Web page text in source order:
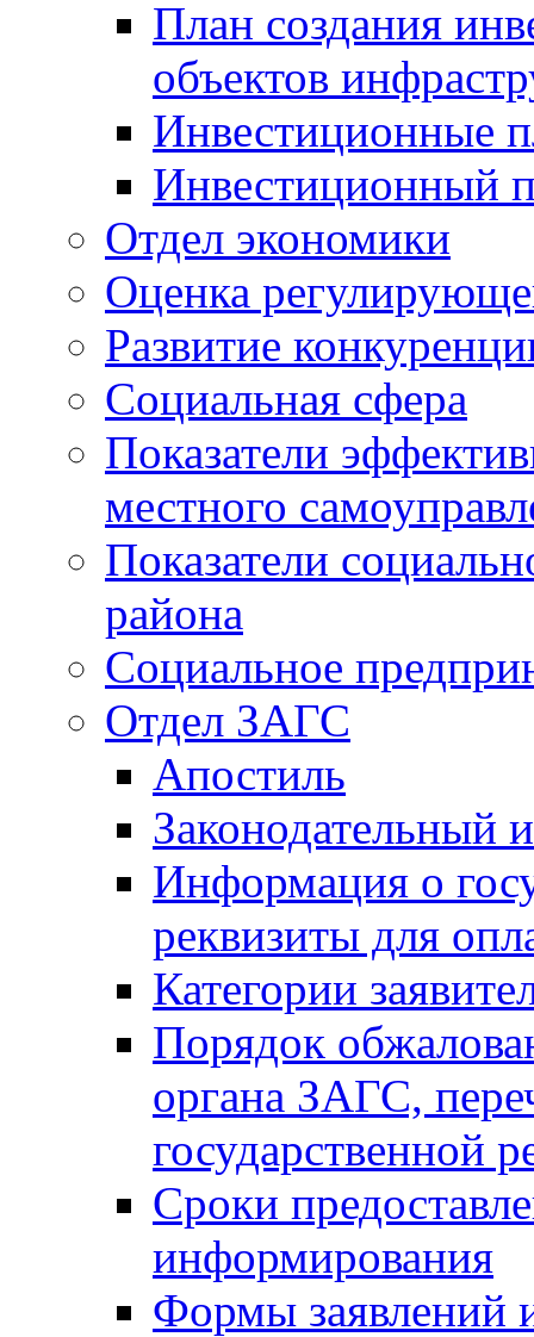
План создания
объектов
Инвестиционные
Инвестиционный
Отдел экономики
Оценка
Развитие
Социальная сфера
Показатели
местного
Показатели
района
Социальное
Отдел ЗАГС
Апостиль
Законодательный
Информация о
реквизиты для
Категории
Порядок
органа ЗАГС,
государственной
Сроки
информирования
Формы заявлений